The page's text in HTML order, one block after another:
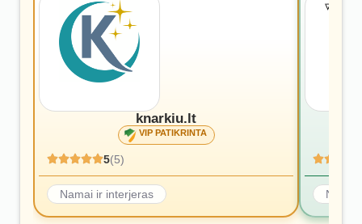
knarkiu.lt
VIP PATIKRINTA
5(5)
Namai ir interjeras